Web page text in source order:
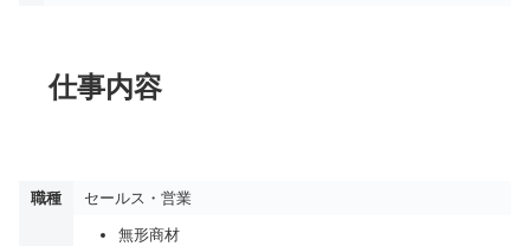
仕事内容
職種 セールス・営業
無形商材